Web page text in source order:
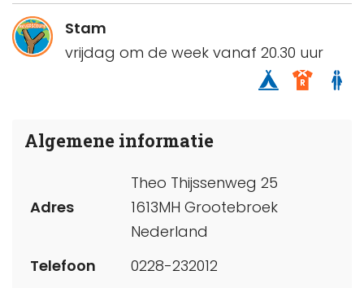
Stam
vrijdag om de week vanaf 20.30 uur
Algemene informatie
Adres
Theo Thijssenweg 25
1613MH Grootebroek
Nederland
Telefoon
0228-232012